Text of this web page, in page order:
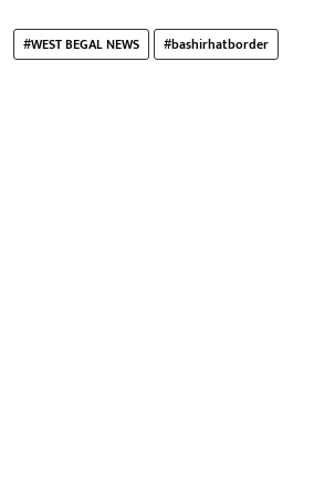
#WEST BEGAL NEWS #bashirhatborder